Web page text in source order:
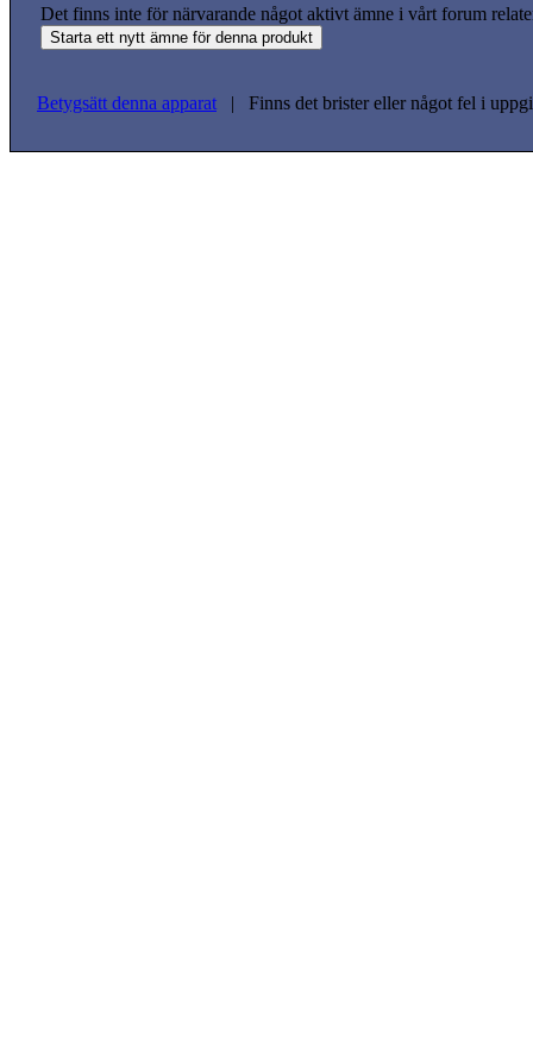
Det finns inte för närvarande något aktivt ämne i vårt forum
Betygsätt denna apparat | Finns det brister eller något fel i